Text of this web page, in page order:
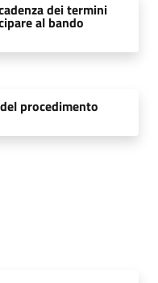
dei termini
al bando
procedimento